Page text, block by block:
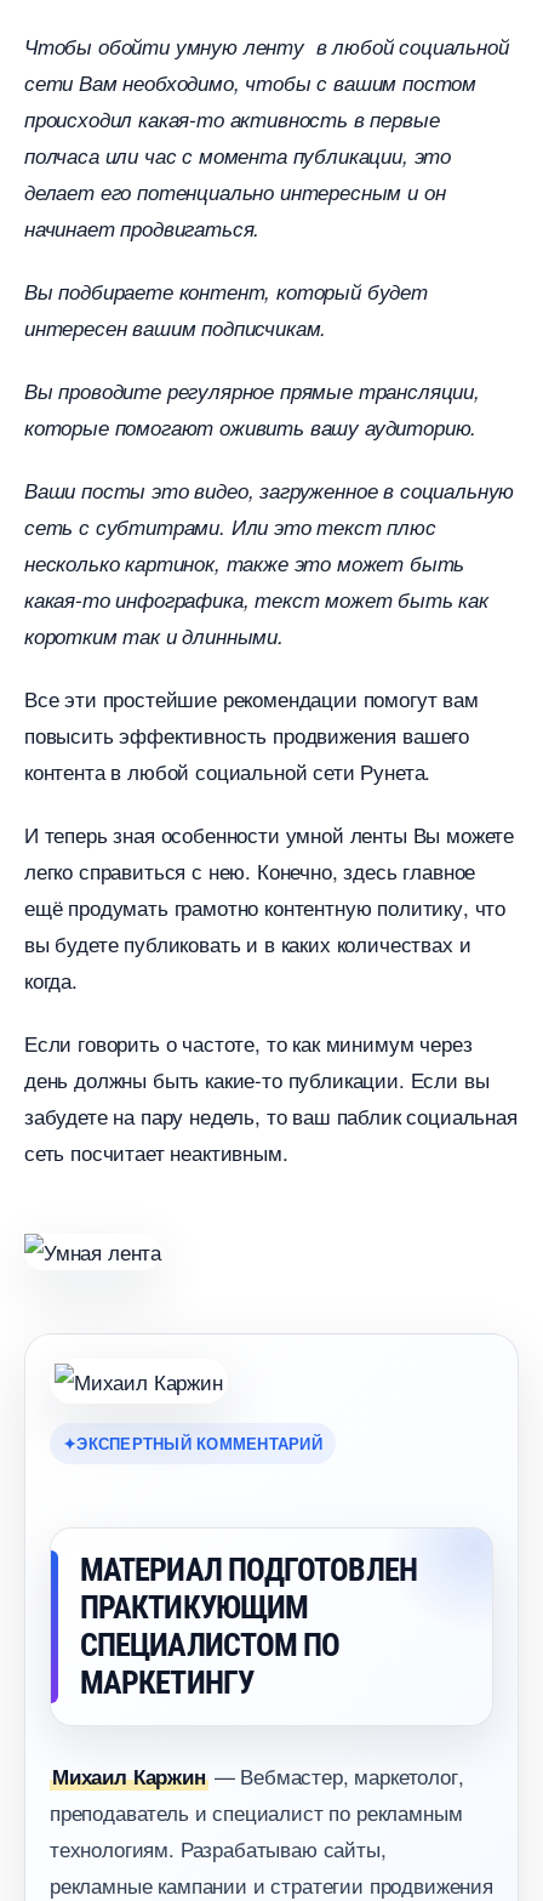
Чтобы обойти умную ленту в любой социальной
сети Вам необходимо, чтобы с вашим постом
происходил какая-то активность в первые
полчаса или час с момента публикации, это
делает его потенциально интересным и он
начинает продвигаться.
ы подбираете контент, который будет
интересен вашим подписчикам.
ы проводите регулярное прямые трансляции,
которые помогают оживить вашу аудиторию.
аши посты это видео, загруженное в социальную
сеть с субтитрами. Или это текст плюс
несколько картинок, также это может быть
какая-то инфографика, текст может быть как
коротким так и длинными.
се эти простейшие рекомендации помогут вам
повысить эффективность продвижения вашего
контента в любой социальной сети Рунета.
И теперь зная особенности умной ленты Вы можете
легко справиться с нею. Конечно, здесь главное
ещё продумать грамотно контентную политику, что
ы будете публиковать и в каких количествах и
когда.
Если говорить о частоте, то как минимум через
день должны быть какие-то публикации. Если вы
забудете на пару недель, то ваш паблик социальная
сеть посчитает неактивным.
ЭКСПЕРТНЫЙ КОММЕНТАРИЙ
МАТЕРИАЛ ПОДГОТОВЛЕН
ПРАКТИКУЮЩИМ
СПЕЦИАЛИСТОМ ПО
МАРКЕТИНГУ
Михаил Каржин— Вебмастер, маркетолог,
преподаватель и специалист по рекламным
технологиям. Разрабатываю сайты,
рекламные кампании и стратегии продвижения